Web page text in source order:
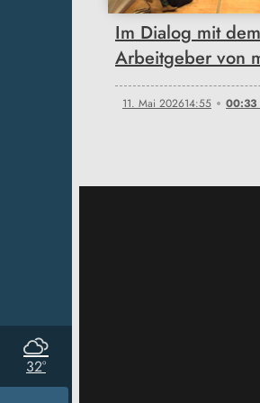
32°
Im Dialog mit dem
Arbeitgeber von
11. Mai 202614:55 00:33